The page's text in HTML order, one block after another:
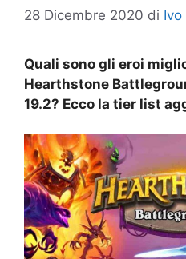
28 Dicembre 2020 di Ivo
Quali sono gli eroi
Hearthstone
19.2? Ecco la tier list